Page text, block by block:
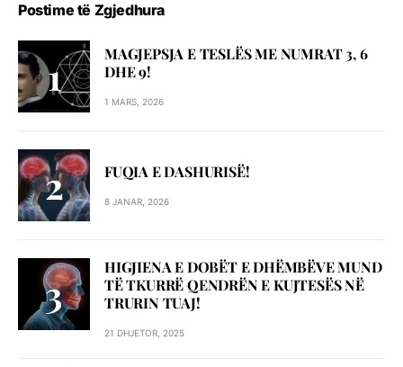
Postime të Zgjedhura
MAGJEPSJA E TESLËS ME NUMRAT 3, 6
DHE 9!
1 MARS, 2026
FUQIA E DASHURISË!
8 JANAR, 2026
HIGJIENA E DOBËT E DHËMBËVE MUND
TË TKURRË QENDRËN E KUJTESËS NË
TRURIN TUAJ!
21 DHJETOR, 2025